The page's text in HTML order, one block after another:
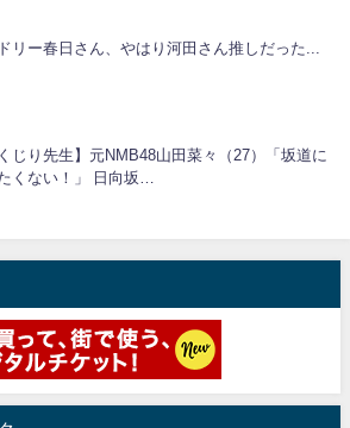
リー春日さん、やはり河田さん推しだった...
くじり先生】元NMB48山田菜々（27）「坂道に
くない！」 日向坂…